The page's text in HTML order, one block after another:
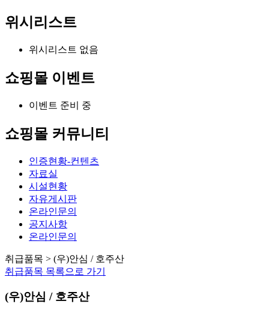
위시리스트
위시리스트 없음
쇼핑몰 이벤트
이벤트 준비 중
쇼핑몰 커뮤니티
인증현황-컨텐츠
자료실
시설현황
자유게시판
온라인문의
공지사항
온라인문의
취급품목 > (우)안심 / 호주산
취급품목 목록으로 가기
(우)안심 / 호주산